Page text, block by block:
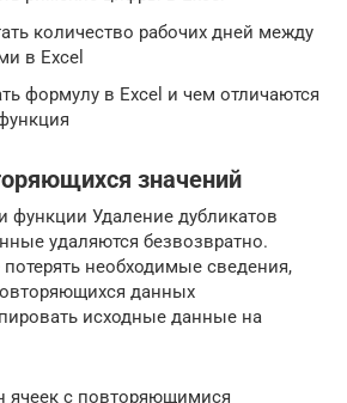
количество рабочих дней между
в Excel
формулу в Excel и чем отличаются
значений
функции Удаление дубликатов
удаляются безвозвратно.
необходимые сведения,
данных
исходные данные на
ячеек с повторяющимися